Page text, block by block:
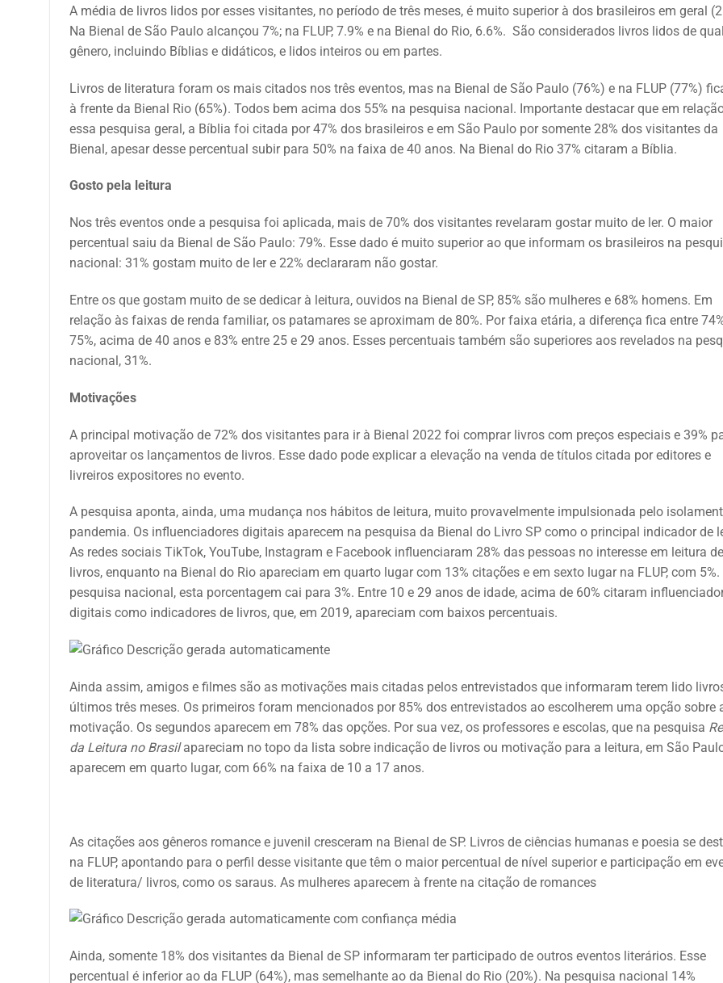
A média de livros lidos por esses visitantes, no período de três meses, é muito superior à dos brasileiros em geral
Na Bienal de São Paulo alcançou 7%; na FLUP, 7.9% e na Bienal do Rio, 6.6%. São considerados livros lidos de
gênero, incluindo Bíblias e didáticos, e lidos inteiros ou em partes.
Livros de literatura foram os mais citados nos três eventos, mas na Bienal de São Paulo (76%) e na FLUP (77%)
à frente da Bienal Rio (65%). Todos bem acima dos 55% na pesquisa nacional. Importante destacar que em
essa pesquisa geral, a Bíblia foi citada por 47% dos brasileiros e em São Paulo por somente 28% dos visitantes da
Bienal, apesar desse percentual subir para 50% na faixa de 40 anos. Na Bienal do Rio 37% citaram a Bíblia.
Gosto pela leitura
Nos três eventos onde a pesquisa foi aplicada, mais de 70% dos visitantes revelaram gostar muito de ler. O maior
percentual saiu da Bienal de São Paulo: 79%. Esse dado é muito superior ao que informam os brasileiros na
nacional: 31% gostam muito de ler e 22% declararam não gostar.
Entre os que gostam muito de se dedicar à leitura, ouvidos na Bienal de SP, 85% são mulheres e 68% homens. Em
relação às faixas de renda familiar, os patamares se aproximam de 80%. Por faixa etária, a diferença fica entre
75%, acima de 40 anos e 83% entre 25 e 29 anos. Esses percentuais também são superiores aos revelados na
nacional, 31%.
Motivações
A principal motivação de 72% dos visitantes para ir à Bienal 2022 foi comprar livros com preços especiais e 39%
aproveitar os lançamentos de livros. Esse dado pode explicar a elevação na venda de títulos citada por editores e
livreiros expositores no evento.
A pesquisa aponta, ainda, uma mudança nos hábitos de leitura, muito provavelmente impulsionada pelo
pandemia. Os influenciadores digitais aparecem na pesquisa da Bienal do Livro SP como o principal indicador de
As redes sociais TikTok, YouTube, Instagram e Facebook influenciaram 28% das pessoas no interesse em leitura de
livros, enquanto na Bienal do Rio apareciam em quarto lugar com 13% citações e em sexto lugar na FLUP, com 5%.
pesquisa nacional, esta porcentagem cai para 3%. Entre 10 e 29 anos de idade, acima de 60% citaram
digitais como indicadores de livros, que, em 2019, apareciam com baixos percentuais.
Ainda assim, amigos e filmes são as motivações mais citadas pelos entrevistados que informaram terem lido
últimos três meses. Os primeiros foram mencionados por 85% dos entrevistados ao escolherem uma opção sobre
motivação. Os segundos aparecem em 78% das opções. Por sua vez, os professores e escolas, que na pesquisa
da Leitura no Brasilapareciam no topo da lista sobre indicação de livros ou motivação para a leitura, em São
aparecem em quarto lugar, com 66% na faixa de 10 a 17 anos.
As citações aos gêneros romance e juvenil cresceram na Bienal de SP. Livros de ciências humanas e poesia se
na FLUP, apontando para o perfil desse visitante que têm o maior percentual de nível superior e participação em
de literatura/ livros, como os saraus. As mulheres aparecem à frente na citação de romances
Ainda, somente 18% dos visitantes da Bienal de SP informaram ter participado de outros eventos literários. Esse
percentual é inferior ao da FLUP (64%), mas semelhante ao da Bienal do Rio (20%). Na pesquisa nacional 14%